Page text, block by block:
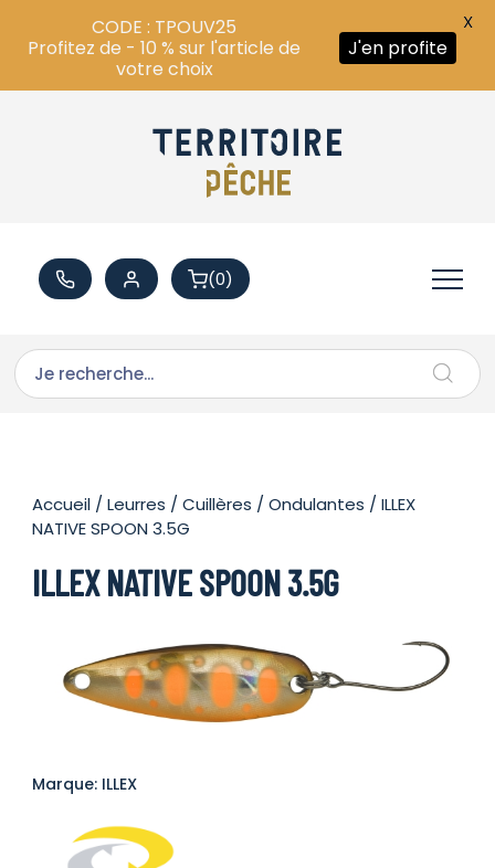
(0)
Accueil /Leurres /Cuillères /Ondulantes / ILLEX
NATIVE SPOON 3.5G
ILLEX NATIVE SPOON 3.5G
Marque: ILLEX
CODE : TPOUV25
Profitez de - 10 % sur l'article de
votre choix
J'en profite
X